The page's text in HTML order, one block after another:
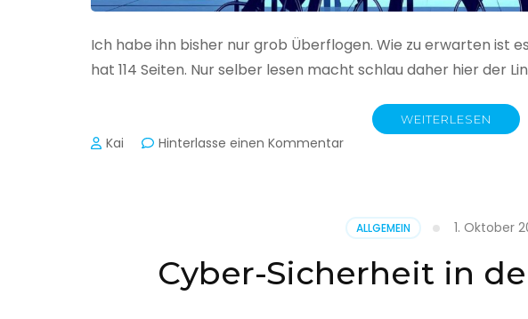
Ich habe ihn bisher nur grob Überflogen. Wie zu erwarten ist
hat 114 Seiten. Nur selber lesen macht schlau daher hier der
WEITERLESEN
Kai Hinterlasse einen Kommentarzu
heute
seinen
zur
ALLGEMEIN 1. Oktober
Cyber-Sicherheit in